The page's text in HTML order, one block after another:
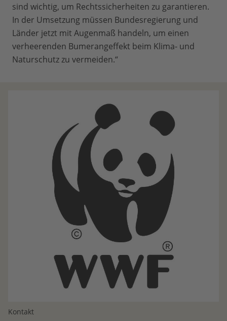
sind wichtig, um Rechtssicherheiten zu garantieren.
In der Umsetzung müssen Bundesregierung und
Länder jetzt mit Augenmaß handeln, um einen
verheerenden Bumerangeffekt beim Klima- und
Naturschutz zu vermeiden.“
Kontakt